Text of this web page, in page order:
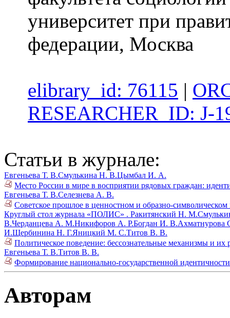
университет при
федерации, Москва
elibrary_id: 76115 |
RESEARCHER_ID: J-
Статьи в журнале:
Евгеньева Т. В.Смулькина Н. В.Цымбал И. А.
Место России в мире в восприятии рядовых граждан:
Евгеньева Т. В.Селезнева А. В.
Советское прошлое в ценностном и образно-
Круглый стол журнала «ПОЛИС» . Ракитянский Н. М.
В.Черданцева А. М.Никифоров А. Р.Богдан И. В.Ахматнурова
И.Щербинина Н. Г.Яницкий М. С.Титов В. В.
Политическое поведение: бессознательные механизмы и
Евгеньева Т. В.Титов В. В.
Формирование национально-государственной
Авторам